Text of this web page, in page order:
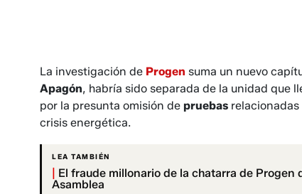
La investigación de Progen suma un nuevo
Apagón, habría sido separada de la unidad que
por la presunta omisión de pruebas
crisis energética.
LEA TAMBIÉN
El fraude millonario de la chatarra de Progen
Asamblea